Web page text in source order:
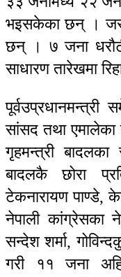
भइसकेका छन् ।
छन् । ७ जना
साधारण तारेखमा
सांसद तथा एमालेका
गृहमन्त्री बादलका
बादलकै छोरा
टेकनारायण पाण्डे,
नेपाली कांग्रेसका
सन्देश शर्मा,
गरी ११ जना